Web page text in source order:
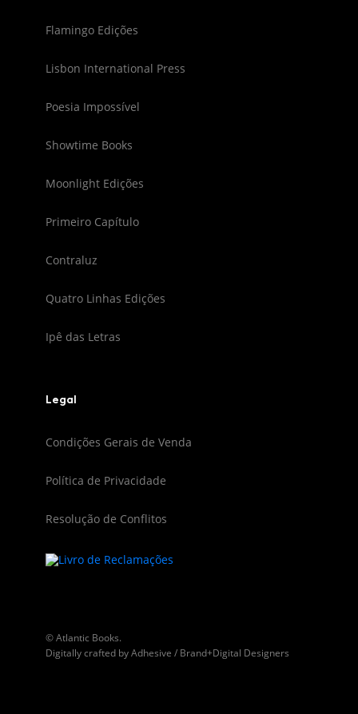
Flamingo Edições
Lisbon International Press
Poesia Impossível
Showtime Books
Moonlight Edições
Primeiro Capítulo
Contraluz
Quatro Linhas Edições
Ipê das Letras
Legal
Condições Gerais de Venda
Política de Privacidade
Resolução de Conflitos
© Atlantic Books.
Digitally crafted byAdhesive / Brand+Digital Designers